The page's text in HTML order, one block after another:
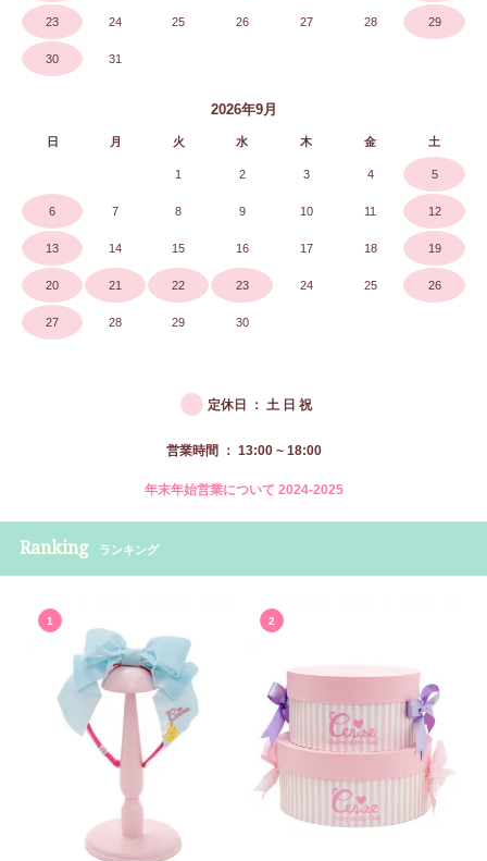
23 24 25 26 27 28 29
30 31
2026年9月
日 月 火 水 木 金 土
1 2 3 4 5
6 7 8 9 10 11 12
13 14 15 16 17 18 19
20 21 22 23 24 25 26
27 28 29 30
● 定休日 ： 土 日 祝
営業時間 ： 13:00 ~ 18:00
年末年始営業について 2024-2025
Ranking ランキング
1 2